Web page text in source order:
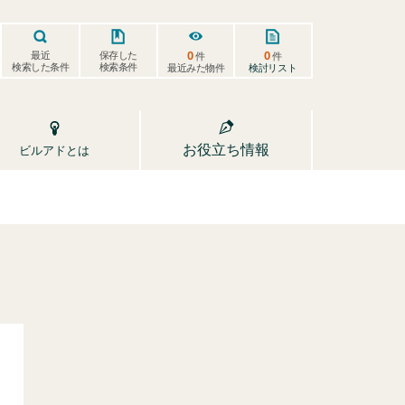
最近
検索した条件
保存した
検索条件
0件
最近みた物件
0件
検討リスト
ビルアドとは お役立ち情報